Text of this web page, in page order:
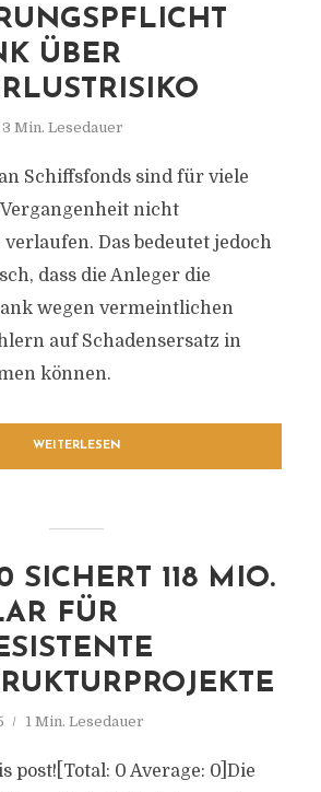
ÜBER
3 Min. Lesedauer
Schiffsfonds sind für viele
nicht
Das bedeutet jedoch
dass die Anleger die
wegen vermeintlichen
auf Schadensersatz in
können.
WEITERLESEN
SICHERT 118 MIO.
FÜR
1 Min. Lesedauer
post![Total: 0 Average: 0]Die